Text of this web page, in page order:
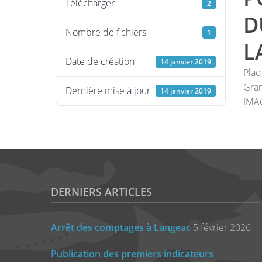
Télécharger 2
Nombre de fichiers 1
Date de création 14 janvier 2019
Dernière mise à jour 14 janvier 2019
DERNIERS ARTICLES
Arrêt des comptages à Langeac 5 février 2026
Publication des premiers indicateurs